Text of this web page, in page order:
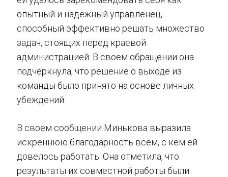
опытный и надежный управленец,
способный эффективно решать множество
задач, стоящих перед краевой
администрацией. В своем обращении она
подчеркнула, что решение о выходе из
команды было принято на основе личных
убеждений.
В своем сообщении Минькова выразила
искреннюю благодарность всем, с кем ей
довелось работать. Она отметила, что
результаты их совместной работы были